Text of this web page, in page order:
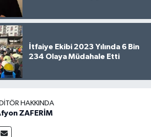
İtfaiye Ekibi 2023 Yılında 6 Bin
234 Olaya Müdahale Etti
HAKKINDA
ZAFERİM